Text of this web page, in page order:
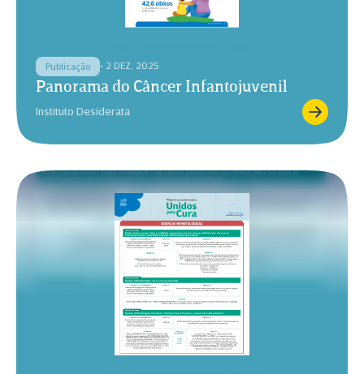
Publicação • 2 DEZ, 2025
Panorama do Câncer Infantojuvenil
Instituto Desiderata